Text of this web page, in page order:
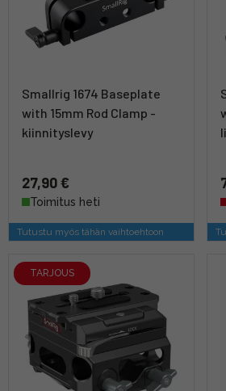
Smallrig 1674 Baseplate
with 15mm Rod Clamp -
kiinnityslevy
27,90 €
Toimitus heti
Tutustu myös tähän vaihtoehtoon
TARJOUS